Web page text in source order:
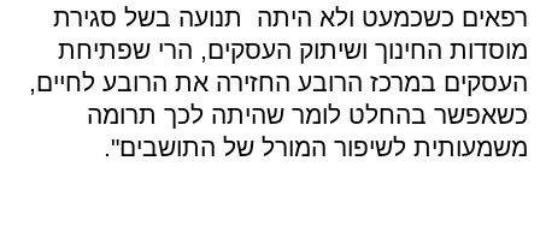
רפאים כשכמעט ולא היתה תנועה בשל סגירת
מוסדות החינוך ושיתוק העסקים, הרי שפתיחת
העסקים במרכז הרובע החזירה את הרובע לחיים,
כשאפשר בהחלט לומר שהיתה לכך תרומה
משמעותית לשיפור המורל של התושבים".